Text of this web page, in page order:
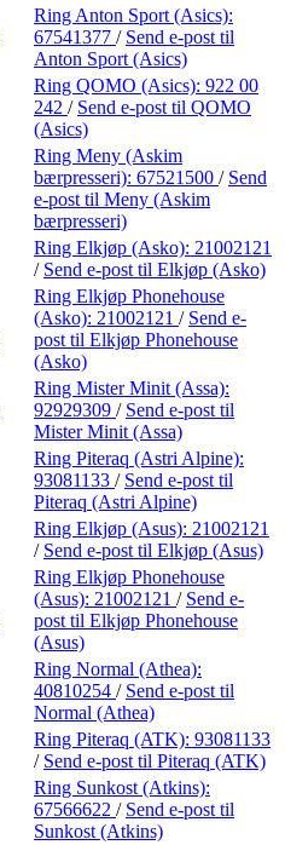
Ring Anton Sport (Asics):
67541377 / Send e-post til
Anton Sport (Asics)
Ring QOMO (Asics): 922 00
242 / Send e-post til QOMO
(Asics)
Ring Meny (Askim
bærpresseri): 67521500 / Send
e-post til Meny (Askim
bærpresseri)
Ring Elkjøp (Asko): 21002121
/ Send e-post til Elkjøp (Asko)
Ring Elkjøp Phonehouse
(Asko): 21002121 / Send e-
post til Elkjøp Phonehouse
(Asko)
Ring Mister Minit (Assa):
92929309 / Send e-post til
Mister Minit (Assa)
Ring Piteraq (Astri Alpine):
93081133 / Send e-post til
Piteraq (Astri Alpine)
Ring Elkjøp (Asus): 21002121
/ Send e-post til Elkjøp (Asus)
Ring Elkjøp Phonehouse
(Asus): 21002121 / Send e-
post til Elkjøp Phonehouse
(Asus)
Ring Normal (Athea):
40810254 / Send e-post til
Normal (Athea)
Ring Piteraq (ATK): 93081133
/ Send e-post til Piteraq (ATK)
Ring Sunkost (Atkins):
67566622 / Send e-post til
Sunkost (Atkins)